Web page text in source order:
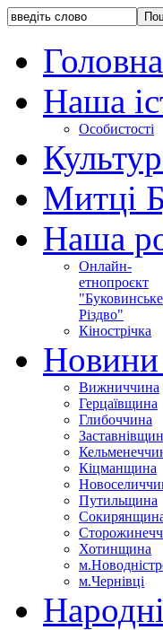
Головна
Наша
Особистості
Митці
Наша
Онлайн-
етнопроєкт
"Буковинське
Різдво"
Кінострічка
Новини
Вижниччина
Герцаївщина
Глибоччина
Кіцманщина
Путильщина
Хотинщина
м.Чернівці